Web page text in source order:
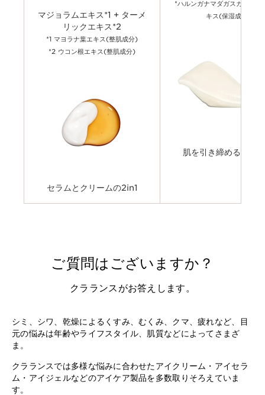
マジョラムエキス*1 + ターメ
リックエキス*2
*1 マヨラナ葉エキス(整肌成分)
*2 ウコン根エキス(整肌成分)
セラムとクリームの2in1
*ハルンガナマダガスカリエン
キス(保湿成分)
肌を引き締めるクリ
ご質問はございますか？
クラランスがお答えします。
シミ、シワ、乾燥によるくすみ、むくみ、クマ、疲れなど、目
元の悩みは年齢やライフスタイル、肌質などによってさまざ
ま。
クラランスでは多様な悩みに合わせたアイクリーム・アイセラ
ム・アイジェルなどのアイケア製品を多数取りそろえていま
す。